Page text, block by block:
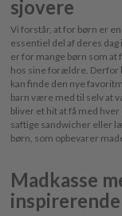
sjovere
Vi forstår, at for børn er
essentiel del af deres
er for mange børn som at
hos sine forældre. Derfor
kan finde den nye
barn være med til selv at
bliver et hit at få med
saftige sandwicher eller
børn, som opbevarer
Madkasse
inspirerende